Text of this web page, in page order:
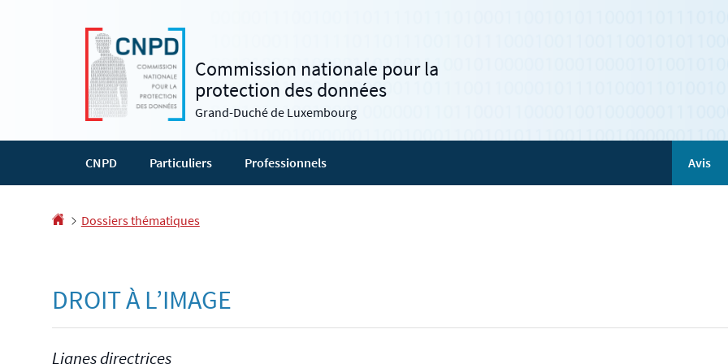
Commission nationale pour la
protection des données
Grand-Duché de Luxembourg
CNPD Particuliers Professionnels Avis
AccueilDossiers thématiques
DROIT À L’IMAGE
Lignes directrices